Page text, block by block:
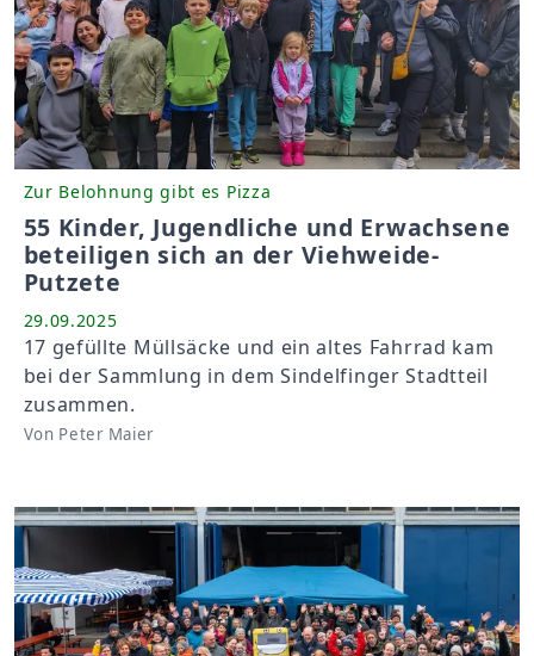
Zur Belohnung gibt es Pizza
55 Kinder, Jugendliche und Erwachsene
beteiligen sich an der Viehweide-
Putzete
29.09.2025
17 gefüllte Müllsäcke und ein altes Fahrrad kam
bei der Sammlung in dem Sindelfinger Stadtteil
zusammen.
Von Peter Maier